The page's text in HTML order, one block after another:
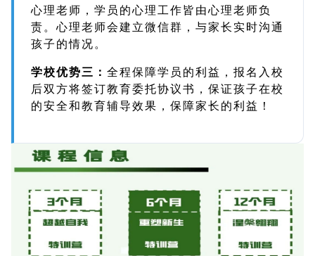
心理老师，学员的心理工作皆由心理老师负
责。心理老师会建立微信群，与家长实时沟通
孩子的情况。
学校优势三： 全程保障学员的利益，报名入校
后双方将签订教育委托协议书，保证孩子在校
的安全和教育辅导效果，保障家长的利益！